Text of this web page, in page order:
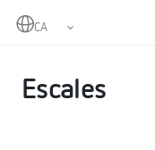
Home
Escales